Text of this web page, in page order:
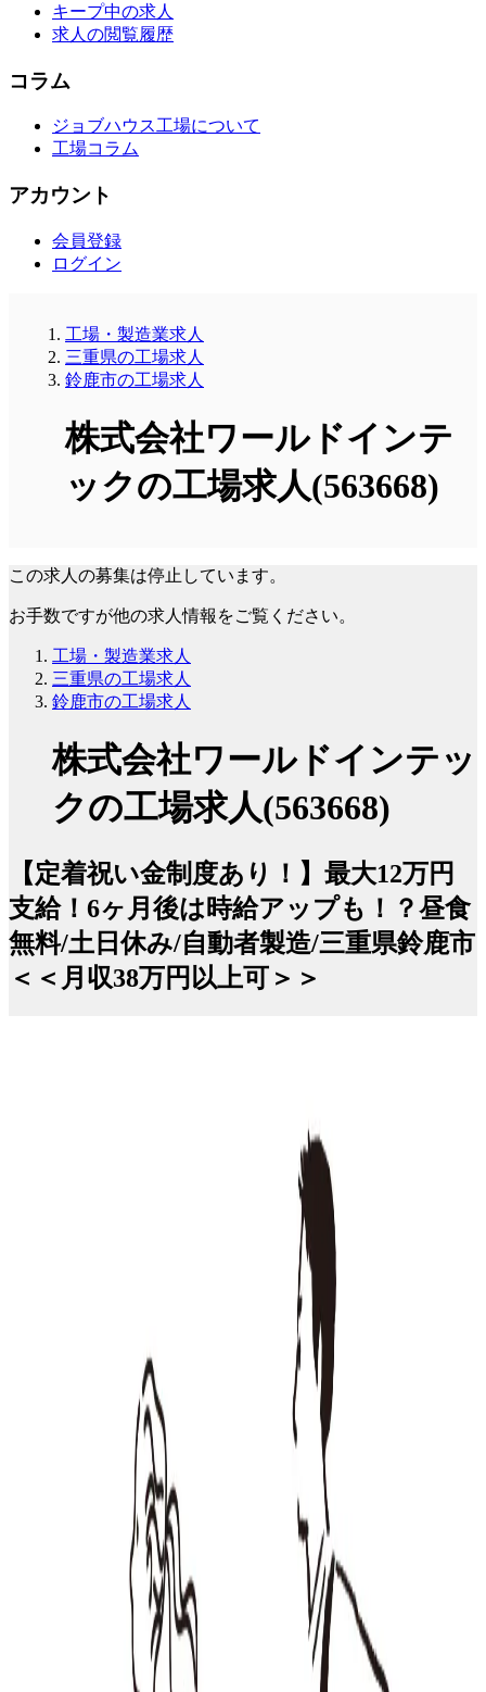
キープ中の求人
求人の閲覧履歴
コラム
ジョブハウス工場について
工場コラム
アカウント
会員登録
ログイン
工場・製造業求人
三重県の工場求人
鈴鹿市の工場求人
株式会社ワールドインテ
ックの工場求人(563668)
この求人の募集は停止しています。
お手数ですが他の求人情報をご覧ください。
工場・製造業求人
三重県の工場求人
鈴鹿市の工場求人
株式会社ワールドインテッ
クの工場求人(563668)
【定着祝い金制度あり！】最大12万円
支給！6ヶ月後は時給アップも！？昼食
無料/土日休み/自動者製造/三重県鈴鹿市
＜＜月収38万円以上可＞＞